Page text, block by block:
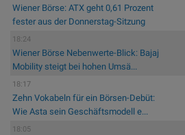
Wiener Börse: ATX geht 0,61 Prozent
fester aus der Donnerstag-Sitzung
18:24
Wiener Börse Nebenwerte-Blick: Bajaj
Mobility steigt bei hohen Umsä...
18:17
Zehn Vokabeln für ein Börsen-Debüt:
Wie Asta sein Geschäftsmodell e...
18:05